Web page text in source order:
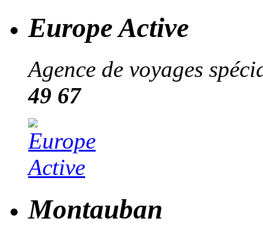
Europe Active
Agence de voyages
49 67
Montauban